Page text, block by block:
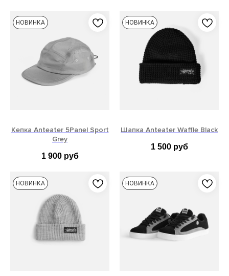
S M
НОВИНКА
Кепка Anteater 5Panel Sport
Grey
1 900 руб
НОВИНКА
Шапка Anteater Waffle Black
1 500 руб
НОВИНКА НОВИНКА